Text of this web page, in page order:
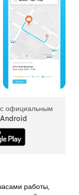
с официальным
работы,